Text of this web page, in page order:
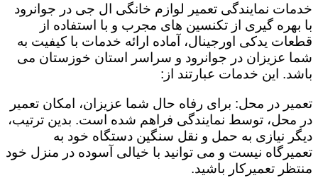
خدمات نمایندگی تعمیر لوازم خانگی ال جی در جوانرود
با بهره گیری از تکنسین های مجرب و با استفاده از
قطعات یدکی اورجینال، آماده ارائه خدمات با کیفیت به
شما عزیزان در جوانرود و سراسر استان خوزستان می
باشد. این خدمات عبارتند از:
تعمیر در محل: برای رفاه حال شما عزیزان، امکان تعمیر
در محل، توسط نمایندگی فراهم شده است. بدین ترتیب،
دیگر نیازی به حمل و نقل سنگین دستگاه خود به
تعمیرگاه نیست و می توانید با خیالی آسوده در منزل خود
منتظر تعمیرکار باشید.